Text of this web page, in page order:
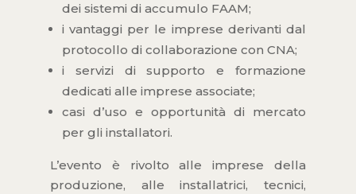
dei sistemi di accumulo FAAM;
i vantaggi per le imprese derivanti dal
protocollo di collaborazione con CNA;
i servizi di supporto e formazione
dedicati alle imprese associate;
casi d’uso e opportunità di mercato
per gli installatori.
L’evento è rivolto alle imprese della
produzione, alle installatrici, tecnici,